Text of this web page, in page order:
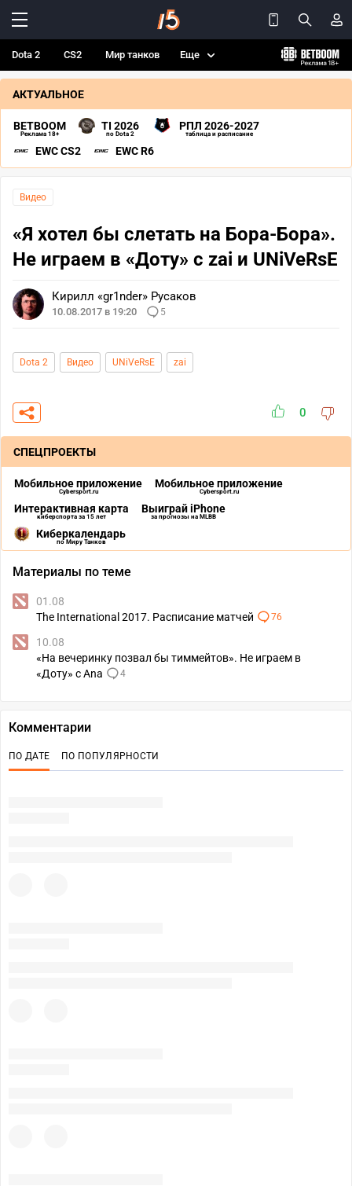
Dota 2 CS2 Мир танков Еще
АКТУАЛЬНОЕ
BETBOOM
Реклама 18+
TI 2026
по Dota 2
РПЛ 2026-2027
таблица и расписание
EWC CS2 EWC R6
Видео
«Я хотел бы слетать на Бора-Бора».
Не играем в «Доту» c zai и UNiVeRsE
Кирилл «gr1nder» Русаков
10.08.2017 в 19:20 5
Dota 2 Видео UNiVeRsE zai
0
СПЕЦПРОЕКТЫ
Мобильное приложение
Cybersport.ru
Мобильное приложение
Cybersport.ru
Интерактивная карта
киберспорта за 15 лет
Выиграй iPhone
за прогнозы на MLBB
Киберкалендарь
по Миру Танков
Материалы по теме
01.08
The International 2017. Расписание матчей
76
10.08
«На вечеринку позвал бы тиммейтов». Не играем в
«Доту» с Ana
4
Комментарии
ПО ДАТЕ ПО ПОПУЛЯРНОСТИ